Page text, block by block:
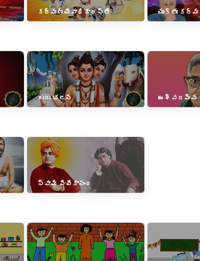
కర్మణ్యేవాధికారస్తే యుక్తః
గురు భజన ఈశ్వరమ్మ
స్వామి వివేకానంద